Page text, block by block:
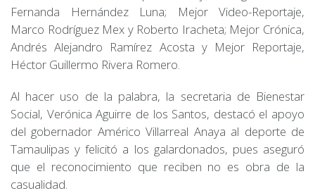
Fernanda Hernández Luna; Mejor Video-Reportaje,
Marco Rodríguez Mex y Roberto Iracheta; Mejor Crónica,
Andrés Alejandro Ramírez Acosta y Mejor Reportaje,
Héctor Guillermo Rivera Romero.
Al hacer uso de la palabra, la secretaria de Bienestar
Social, Verónica Aguirre de los Santos, destacó el apoyo
del gobernador Américo Villarreal Anaya al deporte de
Tamaulipas y felicitó a los galardonados, pues aseguró
que el reconocimiento que reciben no es obra de la
casualidad.